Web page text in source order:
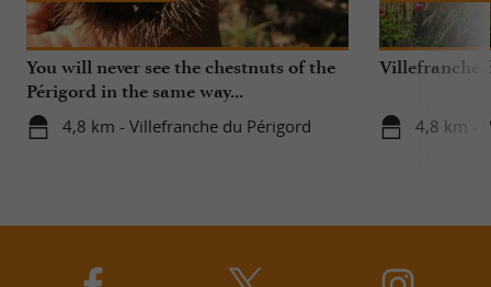
You will never see the chestnuts of the
Périgord in the same way...
4,8 km - Villefranche du Périgord
Villefranche
4,8 km -